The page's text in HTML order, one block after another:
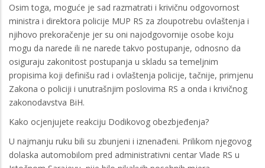
Osim toga, moguće je sad razmatrati i krivičnu odgovornost
ministra i direktora policije MUP RS za zloupotrebu ovlaštenja i
njihovo prekoračenje jer su oni najodgovornije osobe koju
mogu da narede ili ne narede takvo postupanje, odnosno da
osiguraju zakonitost postupanja u skladu sa temeljnim
propisima koji definišu rad i ovlaštenja policije, tačnije, primjenu
Zakona o policiji i unutrašnjim poslovima RS a onda i krivičnog
zakonodavstva BiH.
Kako ocjenjujete reakciju Dodikovog obezbjeđenja?
U najmanju ruku bili su zbunjeni i iznenađeni. Prilikom njegovog
dolaska automobilom pred administrativni centar Vlade RS u